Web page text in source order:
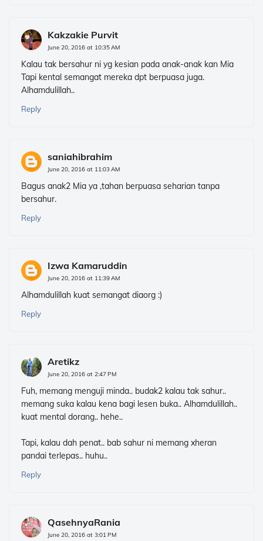
Kakzakie Purvit
June 20, 2016 at 10:35 AM
Kalau tak bersahur ni yg kesian pada anak-anak kan Mia
Tapi kental semangat mereka dpt berpuasa juga.
Alhamdulillah..
Reply
saniahibrahim
June 20, 2016 at 11:03 AM
Bagus anak2 Mia ya ,tahan berpuasa seharian tanpa
bersahur.
Reply
Izwa Kamaruddin
June 20, 2016 at 11:39 AM
Alhamdulillah kuat semangat diaorg :)
Reply
Aretikz
June 20, 2016 at 2:47 PM
Fuh, memang menguji minda.. budak2 kalau tak sahur..
memang suka kalau kena bagi lesen buka.. Alhamdulillah..
kuat mental dorang.. hehe..
Tapi, kalau dah penat.. bab sahur ni memang xheran
pandai terlepas.. huhu..
Reply
QasehnyaRania
June 20, 2016 at 3:01 PM